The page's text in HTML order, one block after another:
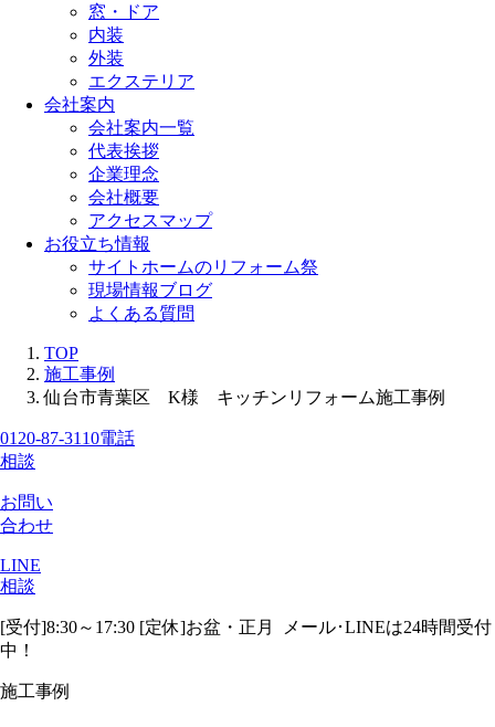
窓・ドア
内装
外装
エクステリア
会社案内
会社案内一覧
代表挨拶
企業理念
会社概要
アクセスマップ
お役立ち情報
サイトホームのリフォーム祭
現場情報ブログ
よくある質問
TOP
施工事例
仙台市青葉区 K様 キッチンリフォーム施工事例
0120-87-3110電話
相談
お問い
合わせ
LINE
相談
[受付]8:30～17:30 [定休]お盆・正月
メール･LINEは24時間受付
中！
施工事例